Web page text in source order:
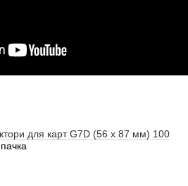
для карт G7D (56 x 87 мм) 100